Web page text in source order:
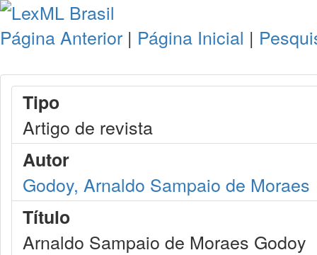
Página Anterior | Página Inicial |
Tipo
Artigo de revista
Autor
Godoy, Arnaldo Sampaio de Moraes
Título
Arnaldo Sampaio de Moraes Godoy